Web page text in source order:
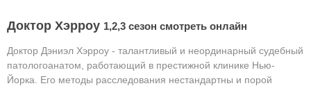
Доктор Хэрроу 1,2,3 сезон смотреть онлайн
Доктор Дэниэл Хэрроу - талантливый и неординарный судебный
патологоанатом, работающий в престижной клинике Нью-
Йорка. Его методы расследования нестандартны и порой